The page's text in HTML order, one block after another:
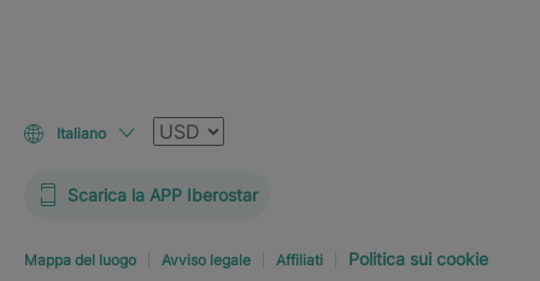
Italiano Valuta
Scarica la APP Iberostar
Mappa del luogo Avviso legale Affiliati Politica sui cookie